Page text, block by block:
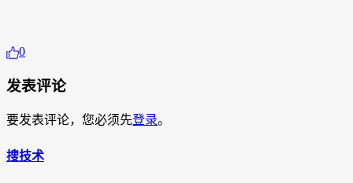
0
发表评论
要发表评论，您必须先登录。
搜技术